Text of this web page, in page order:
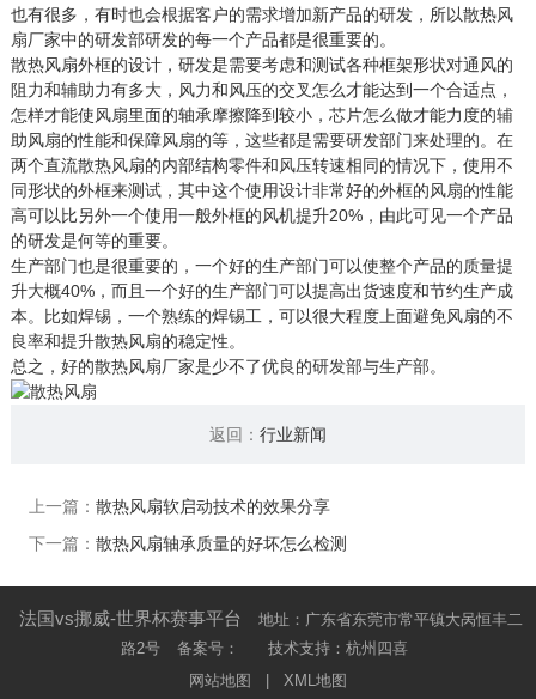
也有很多，有时也会根据客户的需求增加新产品的研发，所以散热风
扇厂家中的研发部研发的每一个产品都是很重要的。
散热风扇外框的设计，研发是需要考虑和测试各种框架形状对通风的
阻力和辅助力有多大，风力和风压的交叉怎么才能达到一个合适点，
怎样才能使风扇里面的轴承摩擦降到较小，芯片怎么做才能力度的辅
助风扇的性能和保障风扇的等，这些都是需要研发部门来处理的。在
两个直流散热风扇的内部结构零件和风压转速相同的情况下，使用不
同形状的外框来测试，其中这个使用设计非常好的外框的风扇的性能
高可以比另外一个使用一般外框的风机提升20%，由此可见一个产品
的研发是何等的重要。
生产部门也是很重要的，一个好的生产部门可以使整个产品的质量提
升大概40%，而且一个好的生产部门可以提高出货速度和节约生产成
本。比如焊锡，一个熟练的焊锡工，可以很大程度上面避免风扇的不
良率和提升散热风扇的稳定性。
总之，好的散热风扇厂家是少不了优良的研发部与生产部。
返回： 行业新闻
上一篇： 散热风扇软启动技术的效果分享
下一篇： 散热风扇轴承质量的好坏怎么检测
法国vs挪威-世界杯赛事平台
地址：广东省东莞市常平镇大呙恒丰二
路2号
备案号：
技术支持：杭州四喜
网站地图
XML地图